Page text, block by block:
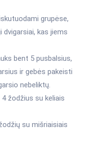
grupėse,
dvigarsiai, kas jiems
bent 5 pusbalsius,
ir gebės pakeisti
nebeliktų.
4 žodžius su keliais
su mišriaisiais